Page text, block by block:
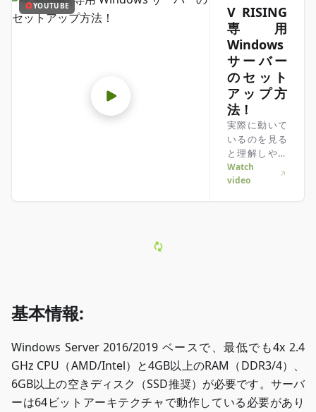
YOUTUBE
V RISING
専用
Windows
サーバー
のセット
アップ方
法！
実際に動いて
いるのを見る
と理解しやす
い？そんなあ
なたにピッタ
Watch
video
基本情報:
Windows Server 2016/2019 ベースで、最低でも4x 2.4
GHz CPU（AMD/Intel）と4GB以上のRAM（DDR3/4）、
6GB以上の空きディスク（SSD推奨）が必要です。サーバ
ーは64ビットアーキテクチャで動作している必要があり